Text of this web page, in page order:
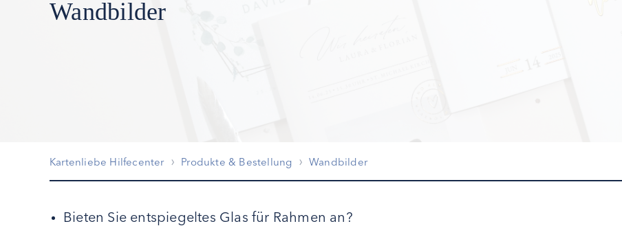
Wandbilder
Kartenliebe Hilfecenter Produkte & Bestellung Wandbilder
Bieten Sie entspiegeltes Glas für Rahmen an?